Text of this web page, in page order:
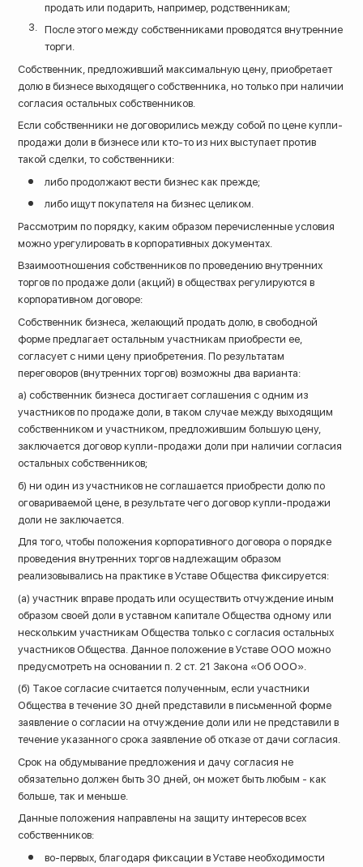
продать или подарить, например, родственникам;
После этого между собственниками проводятся внутренние
торги.
Собственник, предложивший максимальную цену, приобретает
долю в бизнесе выходящего собственника, но только при наличии
согласия остальных собственников.
Если собственники не договорились между собой по цене купли-
продажи доли в бизнесе или кто-то из них выступает против
такой сделки, то собственники:
либо продолжают вести бизнес как прежде;
либо ищут покупателя на бизнес целиком.
Рассмотрим по порядку, каким образом перечисленные условия
можно урегулировать в корпоративных документах.
Взаимоотношения собственников по проведению внутренних
торгов по продаже доли (акций) в обществах регулируются в
корпоративном договоре:
Собственник бизнеса, желающий продать долю, в свободной
форме предлагает остальным участникам приобрести ее,
согласует с ними цену приобретения. По результатам
переговоров (внутренних торгов) возможны два варианта:
а) собственник бизнеса достигает соглашения с одним из
участников по продаже доли, в таком случае между выходящим
собственником и участником, предложившим большую цену,
заключается договор купли-продажи доли при наличии согласия
остальных собственников;
б) ни один из участников не соглашается приобрести долю по
оговариваемой цене, в результате чего договор купли-продажи
доли не заключается.
Для того, чтобы положения корпоративного договора о порядке
проведения внутренних торгов надлежащим образом
реализовывались на практике в Уставе Общества фиксируется:
(а) участник вправе продать или осуществить отчуждение иным
образом своей доли в уставном капитале Общества одному или
нескольким участникам Общества только с согласия остальных
участников Общества. Данное положение в Уставе ООО можно
предусмотреть на основании п. 2 ст. 21 Закона «Об ООО».
(б) Такое согласие считается полученным, если участники
Общества в течение 30 дней представили в письменной форме
заявление о согласии на отчуждение доли или не представили в
течение указанного срока заявление об отказе от дачи согласия.
Срок на обдумывание предложения и дачу согласия не
обязательно должен быть 30 дней, он может быть любым - как
больше, так и меньше.
Данные положения направлены на защиту интересов всех
собственников:
во-первых, благодаря фиксации в Уставе необходимости